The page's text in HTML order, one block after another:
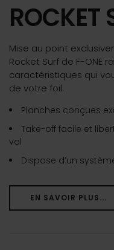
ROCKET
Mise au point
Rocket Surf de F-ONE
caractéristiques qui
de votre foil.
Planches conçues
Take-off facile et
vol
Dispose d’un
EN SAVOIR PLUS...